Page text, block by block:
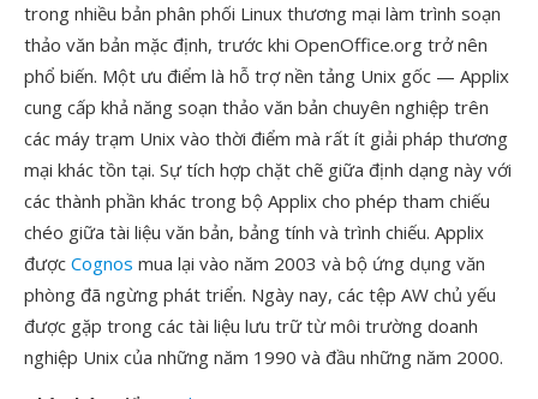
trong nhiều bản phân phối Linux thương mại làm trình soạn
thảo văn bản mặc định, trước khi OpenOffice.org trở nên
phổ biến. Một ưu điểm là hỗ trợ nền tảng Unix gốc — Applix
cung cấp khả năng soạn thảo văn bản chuyên nghiệp trên
các máy trạm Unix vào thời điểm mà rất ít giải pháp thương
mại khác tồn tại. Sự tích hợp chặt chẽ giữa định dạng này với
các thành phần khác trong bộ Applix cho phép tham chiếu
chéo giữa tài liệu văn bản, bảng tính và trình chiếu. Applix
được Cognos mua lại vào năm 2003 và bộ ứng dụng văn
phòng đã ngừng phát triển. Ngày nay, các tệp AW chủ yếu
được gặp trong các tài liệu lưu trữ từ môi trường doanh
nghiệp Unix của những năm 1990 và đầu những năm 2000.